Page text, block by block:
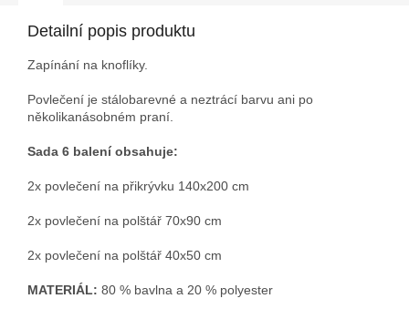
Detailní popis produktu
Zapínání na knoflíky.
Povlečení je stálobarevné a neztrácí barvu ani po
několikanásobném praní.
Sada 6 balení obsahuje:
2x povlečení na přikrývku 140x200 cm
2x povlečení na polštář 70x90 cm
2x povlečení na polštář 40x50 cm
MATERIÁL: 80 % bavlna a 20 % polyester